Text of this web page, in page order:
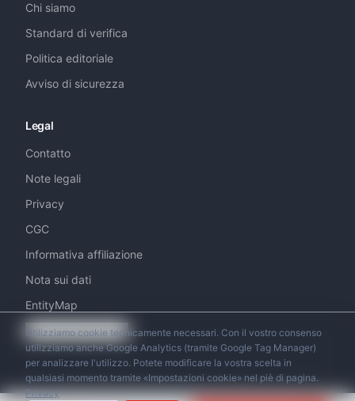
Chi siamo
Standard di verifica
Politica editoriale
Avviso di sicurezza
Legal
Contatto
Note legali
Privacy
CGC
Informativa affiliazione
Nota sui dati
EntityMap
Impostazioni cookie
© 2026 Swiss Helicopter Club. Tutti i diritti riservati.
Utilizziamo cookie tecnicamente necessari. Con il vostro consenso
utilizziamo anche Google Analytics (tramite Google Tag Manager)
per analizzare l'utilizzo. Potete modificare la vostra scelta in
qualsiasi momento tramite «Impostazioni cookie» nel piè di pagina.
Privacy